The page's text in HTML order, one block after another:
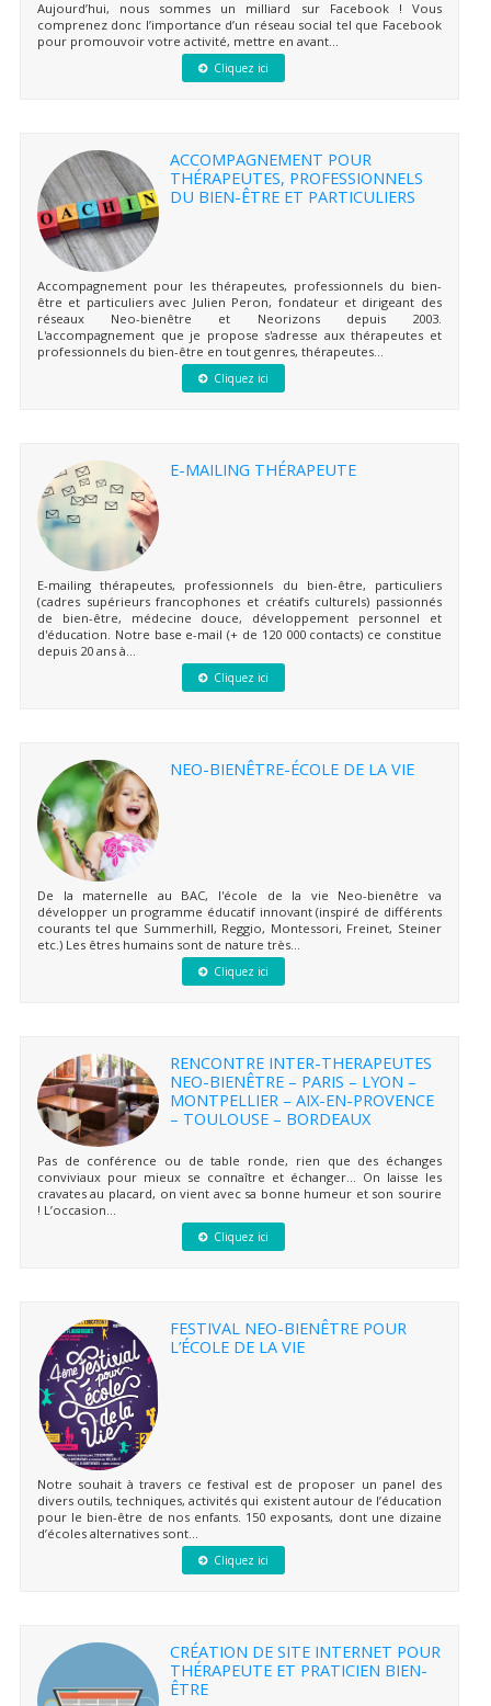
Aujourd’hui, nous sommes un milliard sur Facebook ! Vous
comprenez donc l’importance d’un réseau social tel que Facebook
pour promouvoir votre activité, mettre en avant...
Cliquez ici
ACCOMPAGNEMENT POUR
THÉRAPEUTES, PROFESSIONNELS
DU BIEN-ÊTRE ET PARTICULIERS
Accompagnement pour les thérapeutes, professionnels du bien-
être et particuliers avec Julien Peron, fondateur et dirigeant des
réseaux Neo-bienêtre et Neorizons depuis 2003.
L'accompagnement que je propose s'adresse aux thérapeutes et
professionnels du bien-être en tout genres, thérapeutes...
Cliquez ici
E-MAILING THÉRAPEUTE
E-mailing thérapeutes, professionnels du bien-être, particuliers
(cadres supérieurs francophones et créatifs culturels) passionnés
de bien-être, médecine douce, développement personnel et
d'éducation. Notre base e-mail (+ de 120 000 contacts) ce constitue
depuis 20 ans à...
Cliquez ici
NEO-BIENÊTRE-ÉCOLE DE LA VIE
De la maternelle au BAC, l'école de la vie Neo-bienêtre va
développer un programme éducatif innovant (inspiré de différents
courants tel que Summerhill, Reggio, Montessori, Freinet, Steiner
etc.) Les êtres humains sont de nature très...
Cliquez ici
RENCONTRE INTER-THERAPEUTES
NEO-BIENÊTRE – PARIS – LYON –
MONTPELLIER – AIX-EN-PROVENCE
– TOULOUSE – BORDEAUX
Pas de conférence ou de table ronde, rien que des échanges
conviviaux pour mieux se connaître et échanger… On laisse les
cravates au placard, on vient avec sa bonne humeur et son sourire
! L’occasion...
Cliquez ici
FESTIVAL NEO-BIENÊTRE POUR
L’ÉCOLE DE LA VIE
Notre souhait à travers ce festival est de proposer un panel des
divers outils, techniques, activités qui existent autour de l’éducation
pour le bien-être de nos enfants. 150 exposants, dont une dizaine
d’écoles alternatives sont...
Cliquez ici
CRÉATION DE SITE INTERNET POUR
THÉRAPEUTE ET PRATICIEN BIEN-
ÊTRE